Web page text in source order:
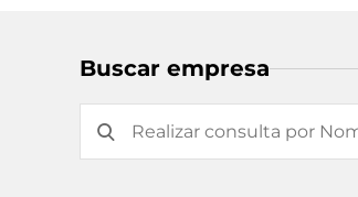
Buscar empresa